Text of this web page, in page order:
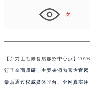
次
【劳力士维修售后服务中心点 】
行了全面调研，主要来源为官方官
最后通过权威媒体平台、全网真实